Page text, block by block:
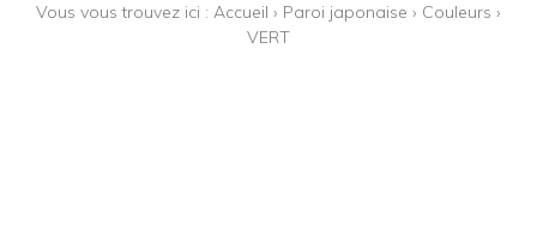
Vous vous trouvez ici : Accueil › Paroi japonaise › Couleurs ›
VERT